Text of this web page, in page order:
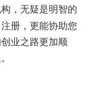
，无疑是明智的
册，更能协助您
业之路更加顺